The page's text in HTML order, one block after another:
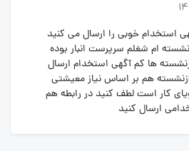
استخدام خوبی را ارسال می کنید
ام شغلم سرپرست انبار بوده
ها کم آگهی استخدام ارسال
هم بر اساس نیاز معیشتی
کار است لطف کنید در رابطه هم
ارسال کنید